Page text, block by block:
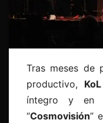
Tras meses de
productivo, KoL
íntegro y en
“Cosmovisión”